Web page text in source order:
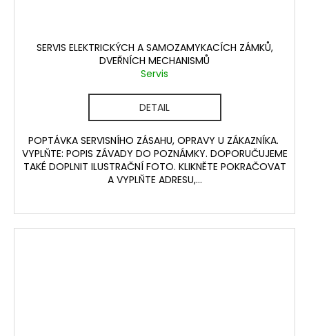
SERVIS ELEKTRICKÝCH A SAMOZAMYKACÍCH ZÁMKŮ,
DVEŘNÍCH MECHANISMŮ
Servis
DETAIL
POPTÁVKA SERVISNÍHO ZÁSAHU, OPRAVY U ZÁKAZNÍKA.
VYPLŇTE: POPIS ZÁVADY DO POZNÁMKY. DOPORUČUJEME
TAKÉ DOPLNIT ILUSTRAČNÍ FOTO. KLIKNĚTE POKRAČOVAT
A VYPLŇTE ADRESU,...